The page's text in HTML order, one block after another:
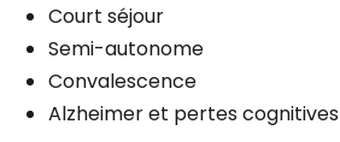
Court séjour
Semi-autonome
Convalescence
Alzheimer et pertes cognitives